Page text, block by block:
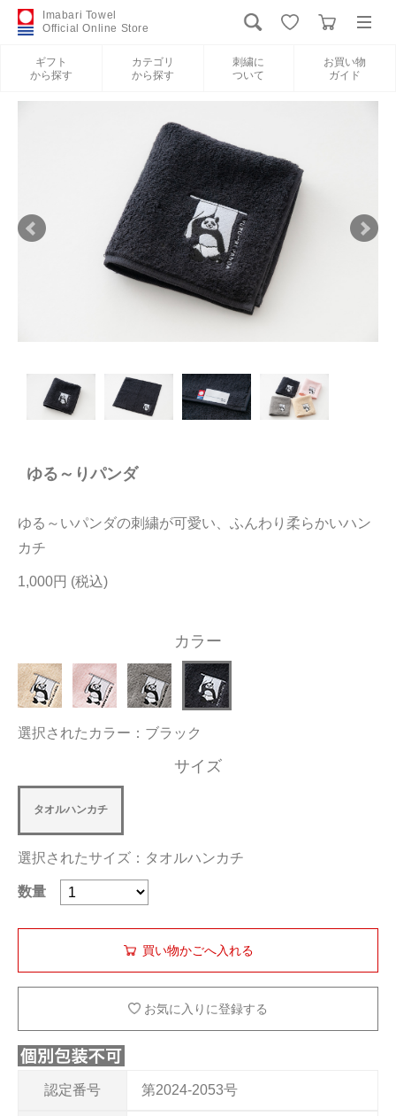
Imabari Towel
Official Online Store
ギフト
から探す
カテゴリ
から探す
刺繍に
ついて
お買い物
ガイド
新規会員登録
カテゴリから探す
当サイトについて
店舗リスト
ヘルプ
大量購入・法人向けの購入の方は
お問い合わせ
ゆる～りパンダ
ゆる～いパンダの刺繍が可愛い、ふんわり柔らかいハン
カチ
1,000円
認定番号 第2024-2053号
カラー
選択されたカラー：ブラック
サイズ
タオルハンカチ
選択されたサイズ：タオルハンカチ
数量
お気に入りに登録する